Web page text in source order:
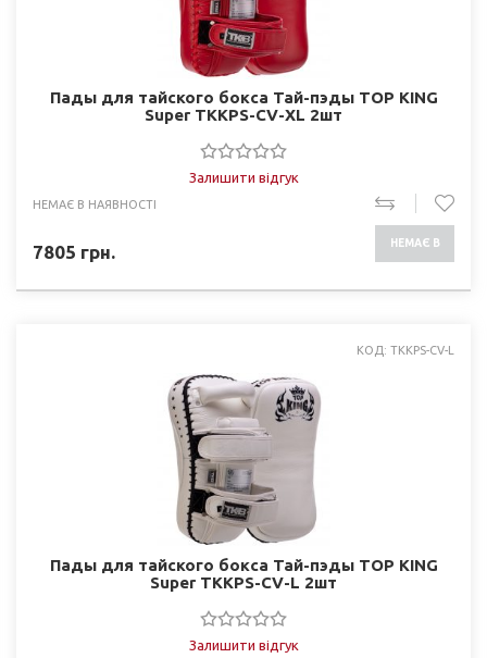
Пады для тайского бокса Тай-пэды TOP KING
Super TKKPS-CV-XL 2шт
Залишити відгук
НЕМАЄ В НАЯВНОСТІ
7805 грн. НЕМАЄ В
КОД: TKKPS-CV-L
Пады для тайского бокса Тай-пэды TOP KING
Super TKKPS-CV-L 2шт
Залишити відгук